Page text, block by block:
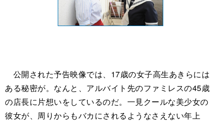
公開された予告映像では、17歳の女子高生あきらには
ある秘密が。なんと、アルバイト先のファミレスの45歳
の店長に片想いをしているのだ。一見クールな美少女の
彼女が、周りからもバカにされるようなさえない年上